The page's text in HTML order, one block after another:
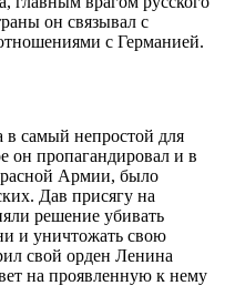
он связывал с
с Германией.
в самый непростой для
пропагандировал и в
Армии, было
Дав присягу на
решение убивать
и уничтожать свою
свой орден Ленина
на проявленную к нему